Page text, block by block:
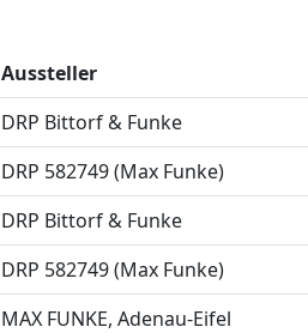
Aussteller
DRP Bittorf & Funke
DRP 582749 (Max Funke)
DRP Bittorf & Funke
DRP 582749 (Max Funke)
MAX FUNKE, Adenau-Eifel